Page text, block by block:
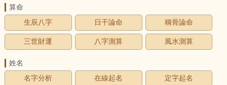
算命
生辰八字
日干論命 稱骨論命
三世財運 八字測算 風水測算
姓名
名字分析
在線起名 定字起名